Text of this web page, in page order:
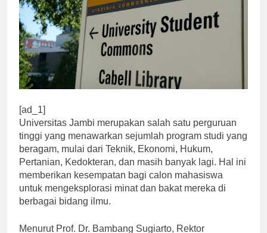
[ad_1]
Universitas Jambi merupakan salah satu perguruan
tinggi yang menawarkan sejumlah program studi yang
beragam, mulai dari Teknik, Ekonomi, Hukum,
Pertanian, Kedokteran, dan masih banyak lagi. Hal ini
memberikan kesempatan bagi calon mahasiswa
untuk mengeksplorasi minat dan bakat mereka di
berbagai bidang ilmu.
Menurut Prof. Dr. Bambang Sugiarto, Rektor